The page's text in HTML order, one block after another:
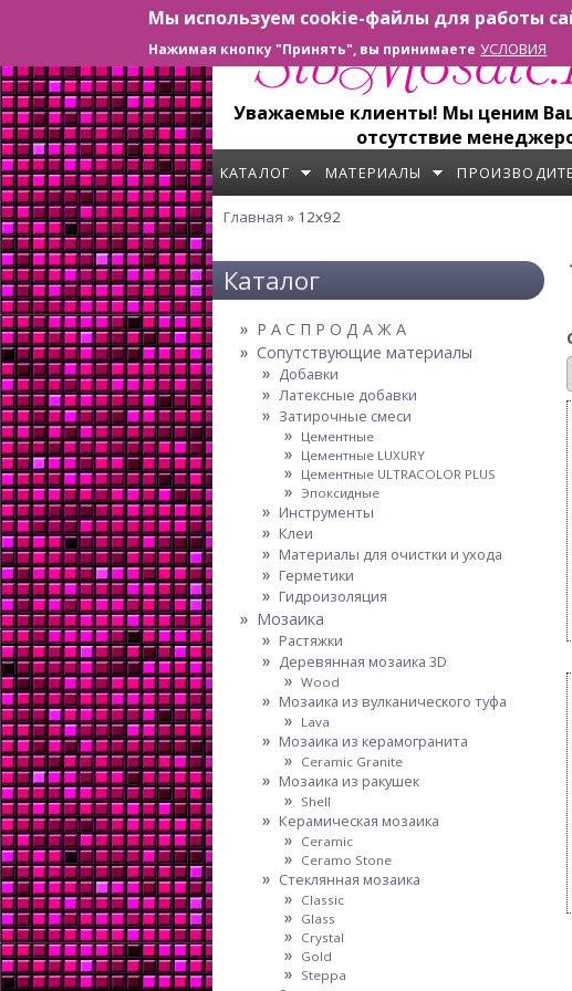
Мы используем cookie-файлы для работы
Нажимая кнопку "Принять", вы принимаете УСЛОВИЯ
Перейти к основному содержанию
Уважаемые клиенты! Мы ценим
отсутствие
КАТАЛОГ МАТЕРИАЛЫ
Главная » 12x92
Каталог
Р А С П Р О Д А Ж А
Сопутствующие материалы
Добавки
Латексные добавки
Затирочные смеси
Цементные
Цементные LUXURY
Цементные ULTRACOLOR PLUS
Эпоксидные
Инструменты
Клеи
Материалы для очистки и ухода
Герметики
Гидроизоляция
Мозаика
Растяжки
Деревянная мозаика 3D
Wood
Мозаика из вулканического туфа
Lava
Мозаика из керамогранита
Ceramic Granite
Мозаика из ракушек
Shell
Керамическая мозаика
Ceramic
Ceramo Stone
Стеклянная мозаика
Classic
Glass
Crystal
Gold
Steppa